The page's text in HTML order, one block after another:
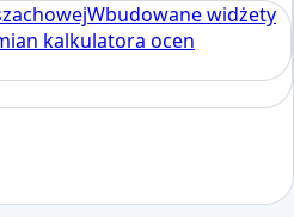
Wbudowane widżety
kalkulatora ocen